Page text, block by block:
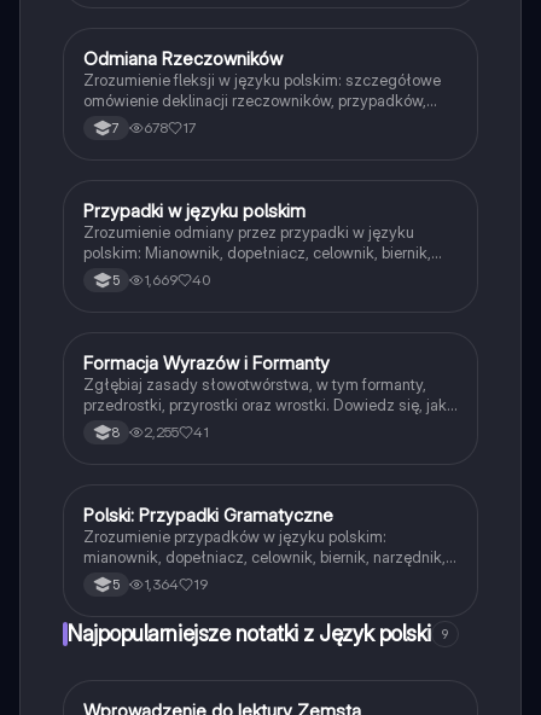
Język polski
Odmiana Rzeczowników
Zrozumienie fleksji w języku polskim: szczegółowe
omówienie deklinacji rzeczowników, przypadków,
oraz przykładów użycia. Idealne dla uczniów
przygotowujących się do egzaminów z gramatyki.
7 678 17
Język polski
Przypadki w języku polskim
Zrozumienie odmiany przez przypadki w języku
polskim: Mianownik, dopełniacz, celownik, biernik,
narzędnik, miejscownik i wołacz. Idealne dla uczniów
pragnących opanować gramatykę. Typ:
5 1,669 40
Język polski
Formacja Wyrazów i Formanty
Zgłębiaj zasady słowotwórstwa, w tym formanty,
przedrostki, przyrostki oraz wrostki. Dowiedz się, jak
tworzyć wyrazy złożone i pochodne, a także poznaj
przykłady zastosowania różnych formantów w języku
8 2,255 41
Język polski
Polski: Przypadki Gramatyczne
Zrozumienie przypadków w języku polskim:
mianownik, dopełniacz, celownik, biernik, narzędnik,
miejscownik. Kluczowe pytania i zastosowania dla
każdego przypadku. Idealne dla uczniów i studentów
5 1,364 19
Najpopularniejsze notatki z Język polski 9
Język polski
Wprowadzenie do lektury Zemsta